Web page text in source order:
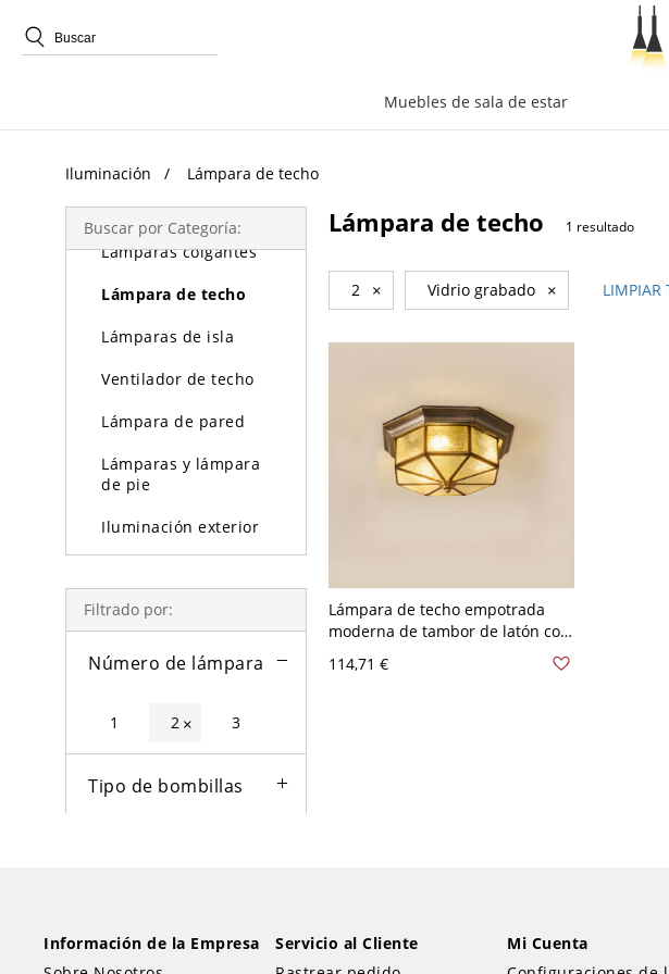
Muebles de sala de estar
Iluminación Lámpara de techo
Buscar por Categoría:
Iluminación
Lámparas de araña
Lámparas colgantes
Lámpara de techo
Lámparas de isla
Ventilador de techo
Lámpara de pared
Lámparas y lámpara
de pie
Iluminación exterior
Filtrado por:
Número de lámpara
1 2 × 3
Tipo de bombillas
Lámpara de techo 1 resultado
2 × Vidrio grabado × LIMPIAR
Lámpara de techo empotrada
moderna de tambor de latón con
120 V 27,94 cm Vidrio grabado
114,71 €
Información de la Empresa
Servicio al Cliente
Mi Cuenta